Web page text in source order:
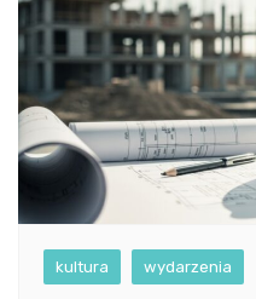
kultura wydarzenia